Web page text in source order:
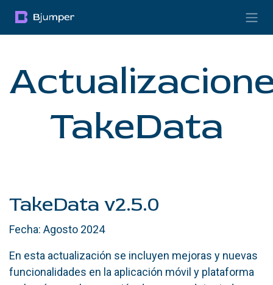
TakeData
TakeData v2.5.0
Fecha: Agosto 2024
En esta actualización se incluyen mejoras y nuevas
funcionalidades en la aplicación móvil y plataforma